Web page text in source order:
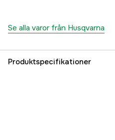
Se alla varor från Husqvarna
Produktspecifikationer